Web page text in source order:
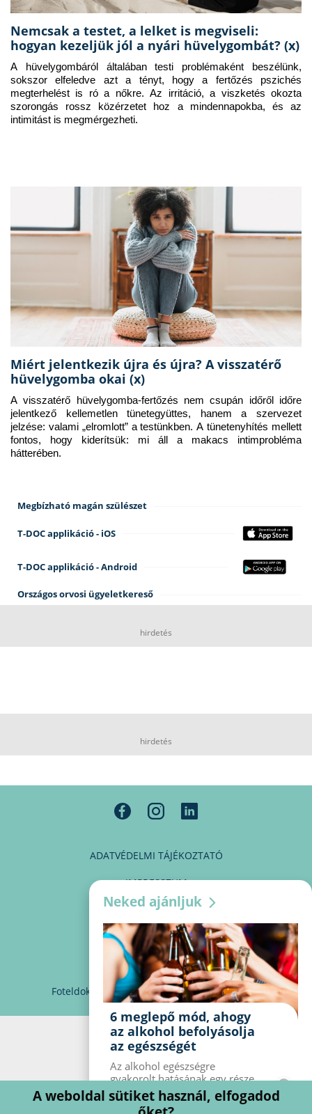
Nemcsak a testet, a lelket is megviseli:
hogyan kezeljük jól a nyári hüvelygombát? (x)
A hüvelygombáról általában testi problémaként beszélünk,
sokszor elfeledve azt a tényt, hogy a fertőzés pszichés
megterhelést is ró a nőkre. Az irritáció, a viszketés okozta
szorongás rossz közérzetet hoz a mindennapokba, és az
intimitást is megmérgezheti.
Miért jelentkezik újra és újra? A visszatérő
hüvelygomba okai (x)
A visszatérő hüvelygomba-fertőzés nem csupán időről időre
jelentkező kellemetlen tünetegyüttes, hanem a szervezet
jelzése: valami „elromlott” a testünkben. A tünetenyhítés mellett
fontos, hogy kiderítsük: mi áll a makacs intimprobléma
hátterében.
Megbízható magán szülészet
T-DOC applikáció - iOS
T-DOC applikáció - Android
Országos orvosi ügyeletkereső
hirdetés
hirdetés
ADATVÉDELMI TÁJÉKOZTATÓ
IMPRESSZUM
MÉDIAAJÁNLAT
PARTNEREINK
KAPCSOLAT
Foteldoki info@foteldoki.hu Süti beállítások
Neked ajánljuk
6 meglepő mód, ahogy
az alkohol befolyásolja
az egészségét
Az alkohol egészségre
gyakorolt ​​hatásának egy része
jól ismert, mások azonban
meglepők lehetnek. Van hat
A weboldal sütiket használ, elfogadod